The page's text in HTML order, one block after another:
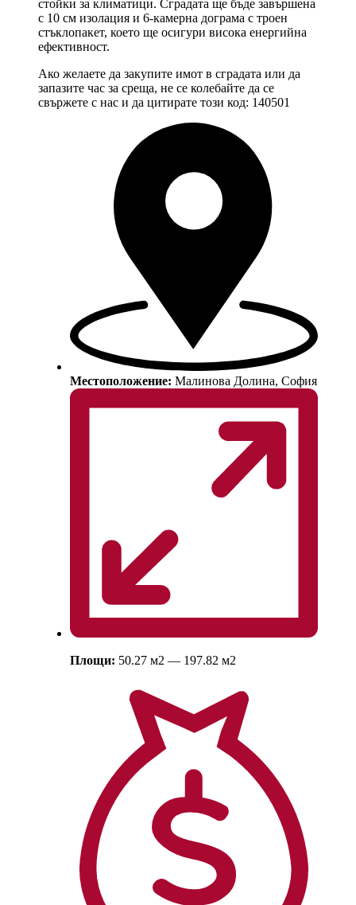
стойки за климатици. Сградата ще бъде завършена
с 10 см изолация и 6-камерна дограма с троен
стъклопакет, което ще осигури висока енергийна
ефективност.
Ако желаете да закупите имот в сградата или да
запазите час за среща, не се колебайте да се
свържете с нас и да цитирате този код: 140501
Местоположение: Малинова Долина, София
Площи: 50.27 м2 — 197.82 м2